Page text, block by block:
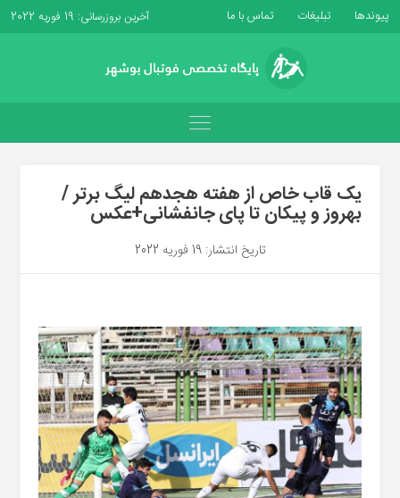
پیوندها تبلیغات تماس با ما آخرین بروزرسانی: 19 فوریه 2022
یک قاب خاص از هفته هجدهم لیگ برتر /
بهروز و پیکان تا پای جانفشانی+عکس
تاریخ انتشار: 19 فوریه 2022